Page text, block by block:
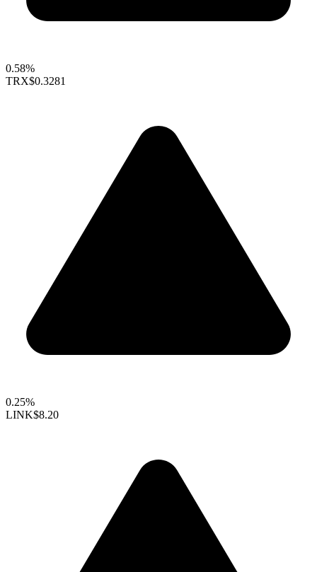
0.58%
TRX$0.3281
0.25%
LINK$8.20